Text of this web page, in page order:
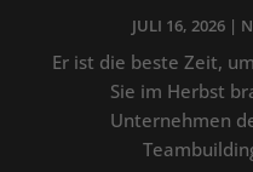
JULI 16, 2026|
Er ist die beste Zeit,
Sie im Herbst
Unternehmen